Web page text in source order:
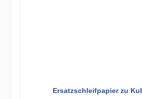
Ersatzschleifpapier zu